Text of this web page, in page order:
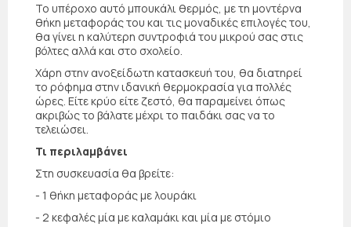
Το υπέροχο αυτό μπουκάλι θερμός, με τη μοντέρνα
θήκη μεταφοράς του και τις μοναδικές επιλογές του,
θα γίνει η καλύτερη συντροφιά του μικρού σας στις
βόλτες αλλά και στο σχολείο.
Χάρη στην ανοξείδωτη κατασκευή του, θα διατηρεί
το ρόφημα στην ιδανική θερμοκρασία για πολλές
ώρες. Είτε κρύο είτε ζεστό, θα παραμείνει όπως
ακριβώς το βάλατε μέχρι το παιδάκι σας να το
τελειώσει.
Τι περιλαμβάνει
Στη συσκευασία θα βρείτε:
- 1 θήκη μεταφοράς με λουράκι
- 2 κεφαλές μία με καλαμάκι και μία με στόμιο